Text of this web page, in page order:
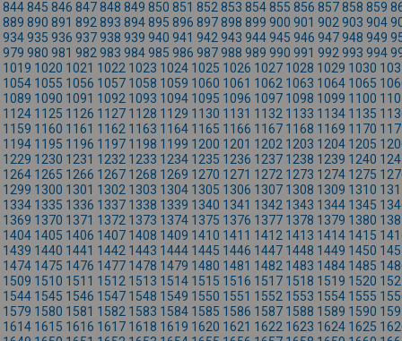
844845 846 847848 849 850 851 852 853 854855 856 857858 859
889 890 891 892 893 894895 896 897898 899 900 901 902 903 904
934935 936 937938 939 940 941 942 943 944945 946 947948 949
979 980 981 982 983 984985 986 987988 989 990 991 992 993 994
1019 1020 1021 1022 1023 1024 1025 1026 1027 1028 1029 1030
1054 1055 1056 1057 1058 1059 1060 1061 1062 1063 1064 1065
1089 1090 1091 1092 1093 1094 1095 1096 1097 1098 1099 1100
1124 1125 1126 1127 1128 1129 1130 1131 1132 1133 1134 1135
1159 1160 1161 1162 1163 1164 1165 1166 1167 1168 1169 1170
1194 1195 1196 1197 1198 1199 1200 1201 1202 1203 1204 1205
1229 1230 1231 1232 1233 1234 1235 1236 1237 1238 1239 1240
1264 1265 1266 1267 1268 1269 1270 1271 1272 1273 1274 1275
1299 1300 1301 1302 1303 1304 1305 1306 1307 1308 1309 1310
1334 1335 1336 1337 1338 1339 1340 1341 1342 1343 1344 1345
1369 1370 1371 1372 1373 1374 1375 1376 1377 1378 1379 1380
1404 1405 1406 1407 1408 1409 1410 1411 1412 1413 1414 1415
1439 1440 1441 1442 1443 1444 1445 1446 1447 1448 1449 1450
1474 1475 1476 1477 1478 1479 1480 1481 1482 1483 1484 1485
1509 1510 1511 1512 1513 1514 1515 1516 1517 1518 1519 1520
1544 1545 1546 1547 1548 1549 1550 1551 1552 1553 1554 1555
1579 1580 1581 1582 1583 1584 1585 1586 1587 1588 1589 1590
1614 1615 1616 1617 1618 1619 1620 1621 1622 1623 1624 1625